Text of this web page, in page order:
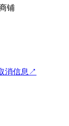
铺
消信息↗